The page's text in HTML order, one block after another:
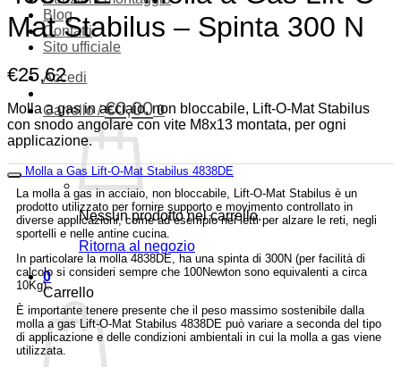
Blog
Contatti
Sito ufficiale
Accedi
Carrello /€0,00 0
Nessun prodotto nel carrello.
Ritorna al negozio
0
Carrello
Mat Stabilus – Spinta 300 N
€25,62
Molla a gas in acciaio, non bloccabile, Lift-O-Mat Stabilus
con snodo angolare con vite M8x13 montata, per ogni
applicazione.
Molla a Gas Lift-O-Mat Stabilus 4838DE
La molla a gas in acciaio, non bloccabile, Lift-O-Mat Stabilus è un
prodotto utilizzato per fornire supporto e movimento controllato in
diverse applicazioni, come ad esempio nei letti per alzare le reti, negli
sportelli e nelle antine cucina.
In particolare la molla 4838DE, ha una spinta di 300N (per facilità di
calcolo si consideri sempre che 100Newton sono equivalenti a circa
10Kg).
È importante tenere presente che il peso massimo sostenibile dalla
molla a gas Lift-O-Mat Stabilus 4838DE può variare a seconda del tipo
di applicazione e delle condizioni ambientali in cui la molla a gas viene
utilizzata.